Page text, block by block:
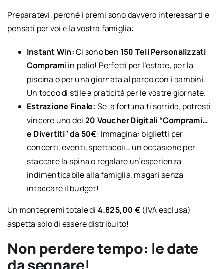
Preparatevi, perché i premi sono davvero interessanti e
pensati per voi e la vostra famiglia:
Instant Win:Ci sono ben 150 Teli Personalizzati
Compramiin palio! Perfetti per l’estate, per la
piscina o per una giornata al parco con i bambini.
Un tocco di stile e praticità per le vostre giornate.
Estrazione Finale: Se la fortuna ti sorride, potresti
vincere uno dei 20 Voucher Digitali “Comprami…
e Divertiti” da 50€! Immagina: biglietti per
concerti, eventi, spettacoli… un’occasione per
staccare la spina o regalare un’esperienza
indimenticabile alla famiglia, magari senza
intaccare il budget!
Un montepremi totale di 4.825,00 € (IVA esclusa)
aspetta solo di essere distribuito!
Non perdere tempo: le date
da segnare!